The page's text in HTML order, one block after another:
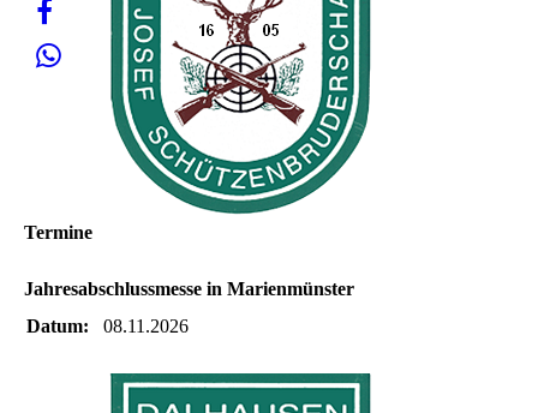
Besuchen Sie uns auf Facebook! Werden Sie ein Fan unserer
Facebook Seite und erhalten Sie besondere Vorteile.
Termine
Jahresabschlussmesse in Marienmünster
Datum:
08.11.2026